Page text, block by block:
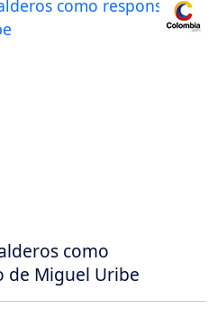
como
de Miguel Uribe